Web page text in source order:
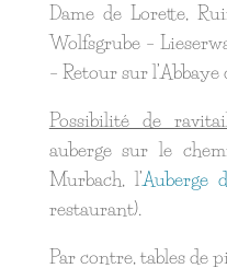
Dame de Lorette,
Wolfsgrube –
– Retour sur
Possibilité de
auberge sur le
Murbach, l’Auberge
restaurant).
Par contre, tables de